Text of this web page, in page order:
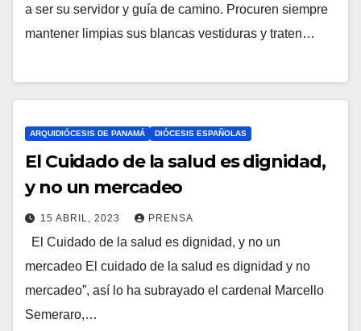
S
O
H
Y
O
M
a ser su servidor y guía de camino. Procuren siempre
mantener limpias sus blancas vestiduras y traten…
ARQUIDIÓCESIS DE PANAMÁ DIÓCESIS ESPAÑOLAS
El Cuidado de la salud es dignidad,
y no un mercadeo
15 ABRIL, 2023 PRENSA
N
O
H
El Cuidado de la salud es dignidad, y no un
mercadeo El cuidado de la salud es dignidad y no
mercadeo”, así lo ha subrayado el cardenal Marcello
Semeraro,…